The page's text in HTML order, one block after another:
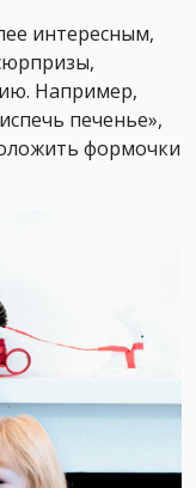
интересным,
Например,
печенье»,
формочки